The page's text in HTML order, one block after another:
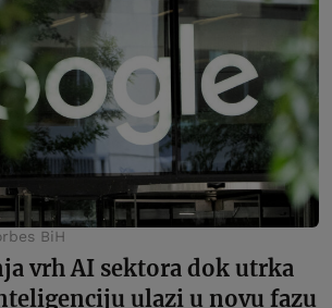
BiH
vrh AI sektora dok utrka
ulazi u novu fazu